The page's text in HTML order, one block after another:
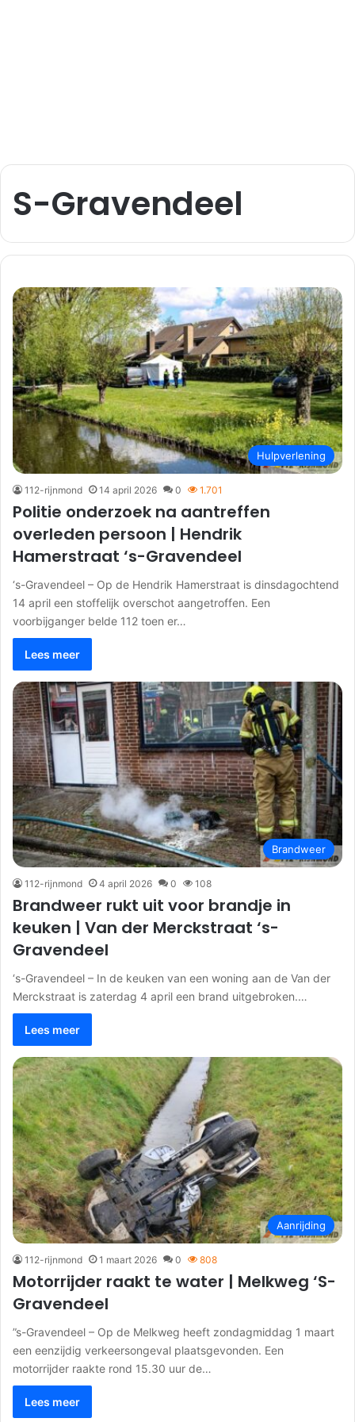
S-Gravendeel
Hulpverlening
112-rijnmond 14 april 2026 0 1.701
Politie onderzoek na aantreffen
overleden persoon | Hendrik
Hamerstraat ‘s-Gravendeel
‘s-Gravendeel – Op de Hendrik Hamerstraat is dinsdagochtend
14 april een stoffelijk overschot aangetroffen. Een
voorbijganger belde 112 toen er…
Lees meer
Brandweer
112-rijnmond 4 april 2026 0 108
Brandweer rukt uit voor brandje in
keuken | Van der Merckstraat ‘s-
Gravendeel
‘s-Gravendeel – In de keuken van een woning aan de Van der
Merckstraat is zaterdag 4 april een brand uitgebroken.…
Lees meer
Aanrijding
112-rijnmond 1 maart 2026 0 808
Motorrijder raakt te water | Melkweg ‘S-
Gravendeel
”s-Gravendeel – Op de Melkweg heeft zondagmiddag 1 maart
een eenzijdig verkeersongeval plaatsgevonden. Een
motorrijder raakte rond 15.30 uur de…
Lees meer